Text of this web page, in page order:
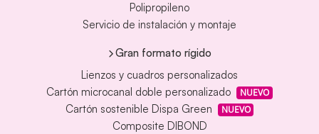
Polipropileno
Servicio de instalación y montaje
Gran formato rígido
Lienzos y cuadros personalizados
Cartón microcanal doble personalizado
NUEVO
Cartón sostenible Dispa Green NUEVO
Composite DIBOND